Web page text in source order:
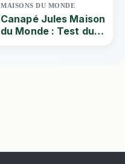
MAISONS DU MONDE
Canapé Jules Maison
du Monde : Test du